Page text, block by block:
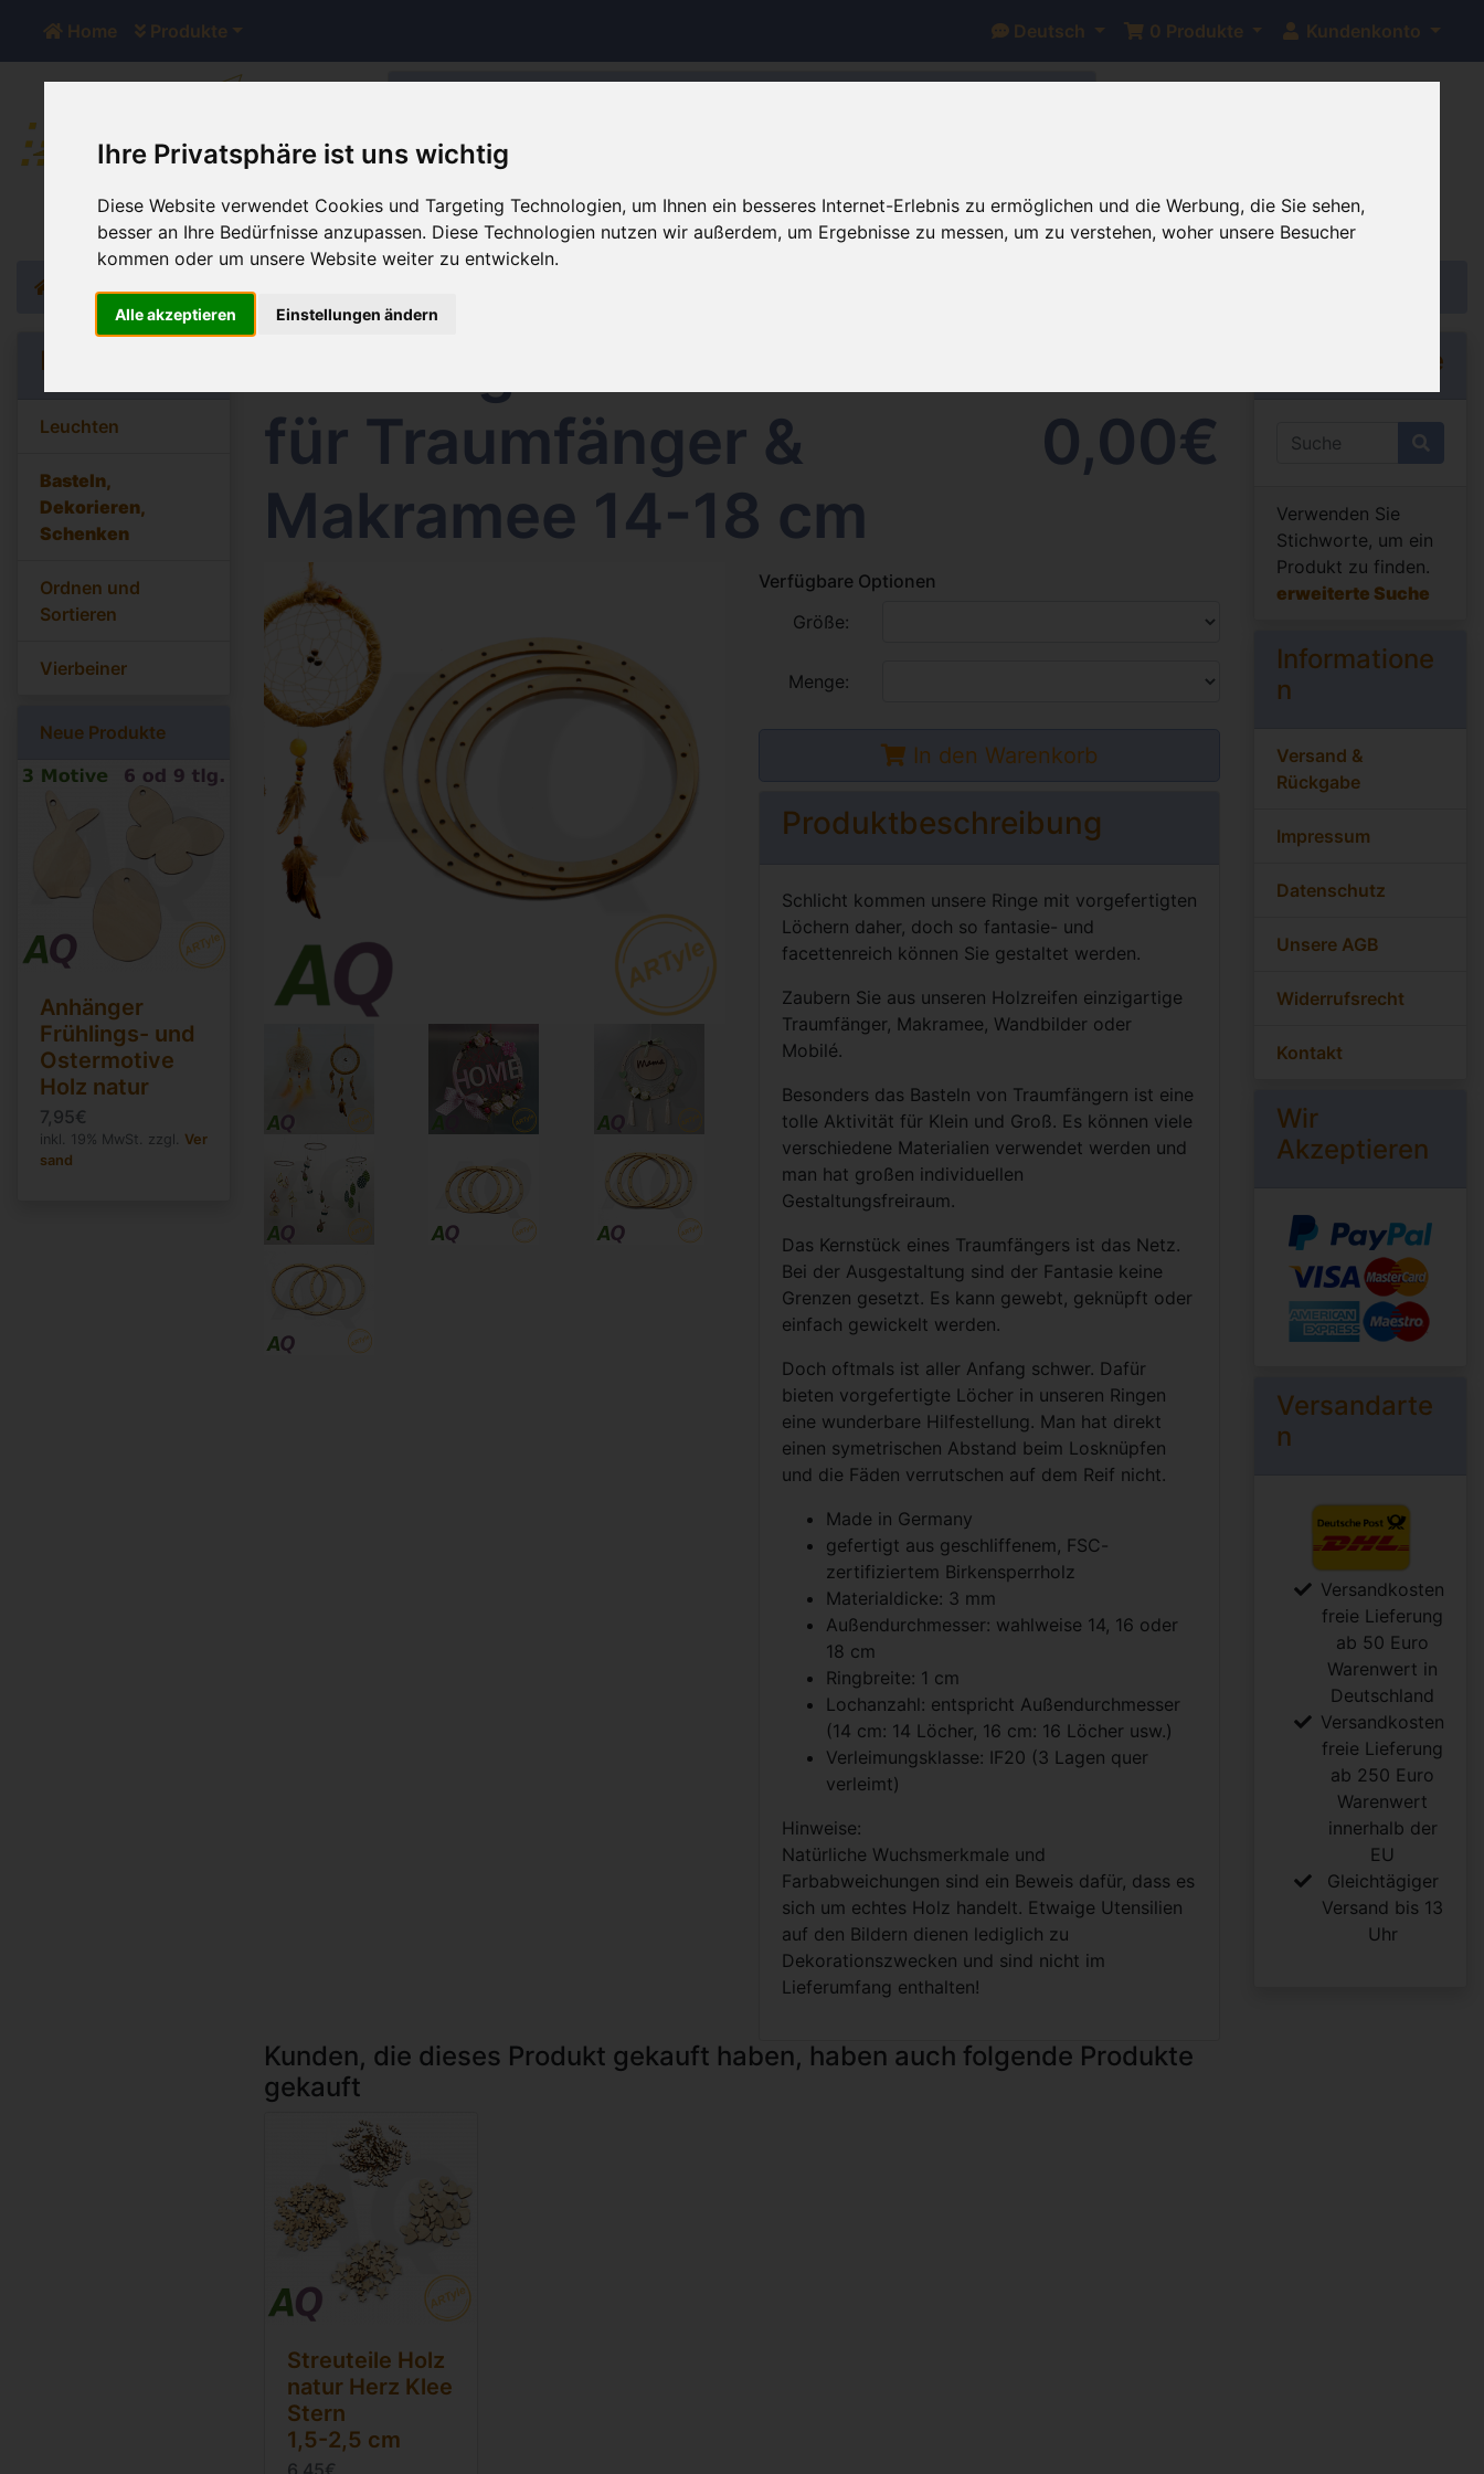
Ihre Privatsphäre ist uns wichtig
Diese Website verwendet Cookies und Targeting Technologien, um Ihnen ein besseres Internet-Erlebnis zu ermöglichen und die Werbung, die Sie sehen,
besser an Ihre Bedürfnisse anzupassen. Diese Technologien nutzen wir außerdem, um Ergebnisse zu messen, um zu verstehen, woher unsere Besucher
kommen oder um unsere Website weiter zu entwickeln.
Alle akzeptieren Einstellungen ändern
Home Produkte Deutsch 0 Produkte Kundenkonto
Weiteres bearbeitet.
HomeKatalog Basteln, Dekorieren, Schenken
für Traumfänger &
Makramee 14-18 cm
0,00€
Verfügbare Optionen
Größe:
Menge:
In den Warenkorb
Produktbeschreibung
Schlicht kommen unsere Ringe mit vorgefertigten
Löchern daher, doch so fantasie- und
facettenreich können Sie gestaltet werden.
Zaubern Sie aus unseren Holzreifen einzigartige
Traumfänger, Makramee, Wandbilder oder
Mobilé.
Besonders das Basteln von Traumfängern ist eine
tolle Aktivität für Klein und Groß. Es können viele
verschiedene Materialien verwendet werden und
man hat großen individuellen
Gestaltungsfreiraum.
Das Kernstück eines Traumfängers ist das Netz.
Bei der Ausgestaltung sind der Fantasie keine
Grenzen gesetzt. Es kann gewebt, geknüpft oder
einfach gewickelt werden.
Doch oftmals ist aller Anfang schwer. Dafür
bieten vorgefertigte Löcher in unseren Ringen
eine wunderbare Hilfestellung. Man hat direkt
einen symetrischen Abstand beim Losknüpfen
und die Fäden verrutschen auf dem Reif nicht.
Made in Germany
gefertigt aus geschliffenem, FSC-
zertifiziertem Birkensperrholz
Materialdicke: 3 mm
Außendurchmesser: wahlweise 14, 16 oder
18 cm
Ringbreite: 1 cm
Lochanzahl: entspricht Außendurchmesser
(14 cm: 14 Löcher, 16 cm: 16 Löcher usw.)
Verleimungsklasse: IF20 (3 Lagen quer
verleimt)
Hinweise:
Natürliche Wuchsmerkmale und
Farbabweichungen sind ein Beweis dafür, dass es
sich um echtes Holz handelt. Etwaige Utensilien
auf den Bildern dienen lediglich zu
Dekorationszwecken und sind nicht im
Lieferumfang enthalten!
Kunden, die dieses Produkt gekauft haben, haben auch folgende Produkte
gekauft
Streuteile Holz
natur Herz Klee
Stern
1,5-2,5 cm
6,45€
Kategorien
Leuchten
Basteln,
Dekorieren,
Schenken
Ordnen und
Sortieren
Vierbeiner
Neue Produkte
Anhänger
Frühlings- und
Ostermotive
Holz natur
7,95€
inkl. 19% MwSt. zzgl. Ver
sand
Schnellsuche
Verwenden Sie
Stichworte, um ein
Produkt zu finden.
erweiterte Suche
Informatione
n
Versand &
Rückgabe
Impressum
Datenschutz
Unsere AGB
Widerrufsrecht
Kontakt
Wir
Akzeptieren
Versandarte
n
Versandkosten
freie Lieferung
ab 50 Euro
Warenwert in
Deutschland
Versandkosten
freie Lieferung
ab 250 Euro
Warenwert
innerhalb der
EU
Gleichtägiger
Versand bis 13
Uhr